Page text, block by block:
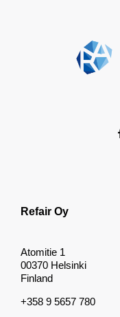
Refair Oy
Atomitie 1
00370 Helsinki
Finland
+358 9 5657 780